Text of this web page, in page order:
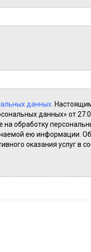
данных.
данных» от
обработку
ею информации.
оказания услуг в